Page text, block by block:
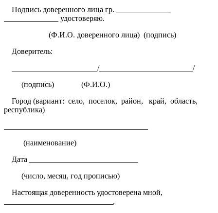
Подпись доверенного лица гр. ______________
______________ удостоверяю.
(Ф.И.О. доверенного лица) (подпись)
Доверитель:
______________________/________________________/
(подпись)
(Ф.И.О.)
Город (вариант: село, поселок, район, край, область,
республика)
(наименование)
Дата ____________________________
(число, месяц, год прописью)
Настоящая доверенность удостоверена мной,
____________________________,